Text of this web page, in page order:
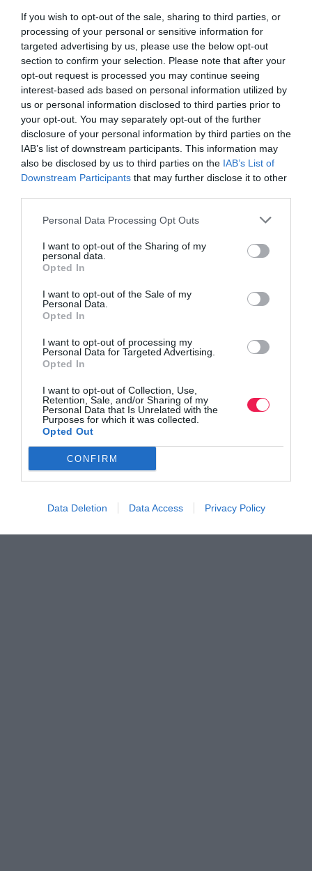
If you wish to opt-out of the sale, sharing to third parties, or
processing of your personal or sensitive information for
targeted advertising by us, please use the below opt-out
section to confirm your selection. Please note that after your
opt-out request is processed you may continue seeing
interest-based ads based on personal information utilized by
us or personal information disclosed to third parties prior to
your opt-out. You may separately opt-out of the further
disclosure of your personal information by third parties on the
IAB’s list of downstream participants. This information may
also be disclosed by us to third parties on the IAB’s List of
Downstream Participants that may further disclose it to other
Personal Data Processing Opt Outs
I want to opt-out of the Sharing of my
personal data.
Opted In
I want to opt-out of the Sale of my
Personal Data.
Opted In
I want to opt-out of processing my
Personal Data for Targeted Advertising.
Opted In
I want to opt-out of Collection, Use,
Retention, Sale, and/or Sharing of my
Personal Data that Is Unrelated with the
Purposes for which it was collected.
Opted Out
CONFIRM
Data Deletion Data Access Privacy Policy
Όλα τα Τεύχη